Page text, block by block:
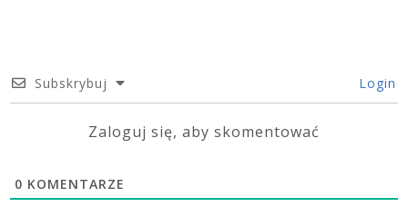
Subskrybuj Login
Zaloguj się, aby skomentować
0 KOMENTARZE